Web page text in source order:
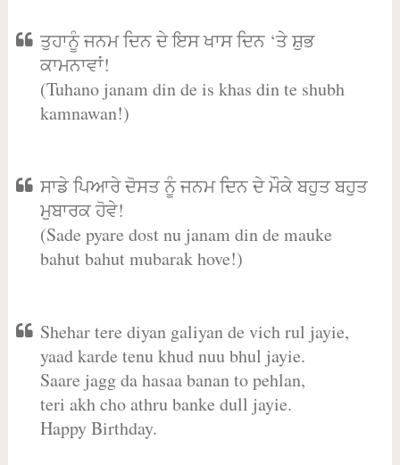
ਤੁਹਾਨੂੰ ਜਨਮ ਦਿਨ ਦੇ ਇਸ ਖਾਸ ਦਿਨ ‘ਤੇ ਸ਼ੁਭ
ਕਾਮਨਾਵਾਂ!
(Tuhano janam din de is khas din te shubh
kamnawan!)
ਸਾਡੇ ਪਿਆਰੇ ਦੋਸਤ ਨੂੰ ਜਨਮ ਦਿਨ ਦੇ ਮੌਕੇ ਬਹੁਤ ਬਹੁਤ
ਮੁਬਾਰਕ ਹੋਵੇ!
(Sade pyare dost nu janam din de mauke
bahut bahut mubarak hove!)
Shehar tere diyan galiyan de vich rul jayie,
yaad karde tenu khud nuu bhul jayie.
Saare jagg da hasaa banan to pehlan,
teri akh cho athru banke dull jayie.
Happy Birthday.